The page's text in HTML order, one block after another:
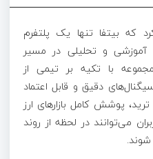
که بیتفا تنها یک پلتفرم
آموزشی و تحلیلی در مسیر
با تکیه بر تیمی از
دقیق و قابل اعتماد
پوشش کامل بازارهای ارز
می‌توانند در لحظه از روند
شوند.